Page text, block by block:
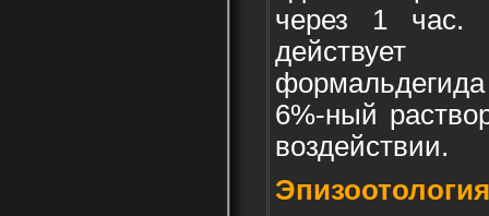
через 1 час.
действует
формальдегида
6%-ный
воздействии.